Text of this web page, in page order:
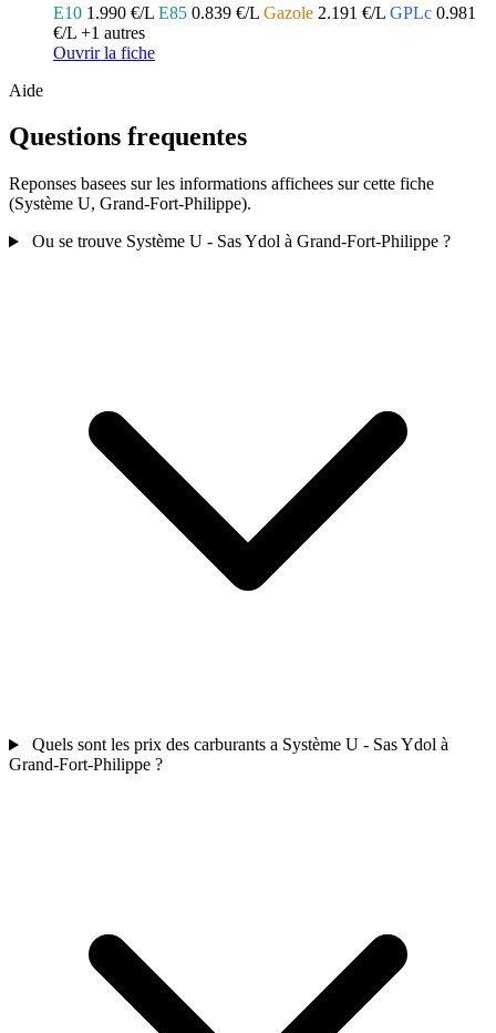
E10 1.990 €/L E85 0.839 €/L Gazole 2.191 €/L GPLc 0.981
€/L +1 autres
Ouvrir la fiche
Aide
Questions frequentes
Reponses basees sur les informations affichees sur cette fiche
(Système U, Grand-Fort-Philippe).
Ou se trouve Système U - Sas Ydol à Grand-Fort-Philippe ?
Quels sont les prix des carburants a Système U - Sas Ydol à
Grand-Fort-Philippe ?